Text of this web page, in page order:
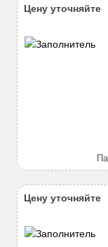
Цену уточняйте
Цену уточняйте